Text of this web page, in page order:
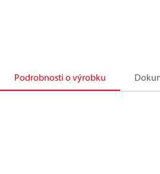
Podrobnosti o výrobku